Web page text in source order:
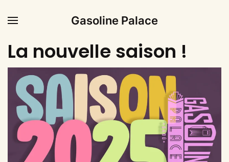
Gasoline Palace
La nouvelle saison !